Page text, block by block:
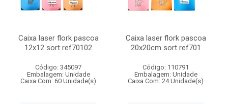
Caixa laser flork pascoa
12x12 sort ref70102
Código: 345097
Embalagem: Unidade
Caixa Com: 60 Unidade(s)
Caixa laser flork pascoa
20x20cm sort ref701
Código: 110791
Embalagem: Unidade
Caixa Com: 24 Unidade(s)